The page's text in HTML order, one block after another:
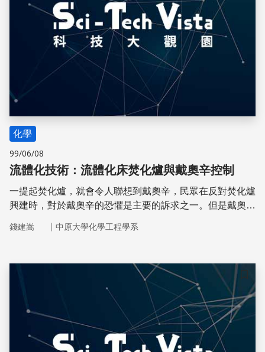
化學
99/06/08
流體化技術：流體化床焚化爐與戴奧辛控制
一提起焚化爐，就會令人聯想到戴奧辛，民眾在反對焚化爐
興建時，對於戴奧辛的恐懼是主要的訴求之一。但是戴奧辛
錢建嵩 ｜ 中原大學化學工程學系
儲存